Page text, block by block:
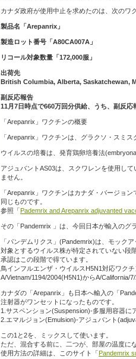
カナダ政府が使用中止を求めたのは、次のワ
製品名「Arepanrix」
製造ロット番号「A80CA007A」
リコール対象数量「172,000服」
出荷先
British Columbia, Alberta, Saskatchewan,
副反応報告
11月7日時点で660万回分供給、うち、副反
「Arepanrix」ワクチンの概要
「Arepanrix」ワクチンは、グラクソ・スミ
ウイルスの培養は、発育鶏卵培養法
アジュバントAS03は、スクワレンを使用し
ません。
「Arepanrix」ワクチンはカナダ・バージョ
同じものです。
参照「Pademrix and Arepanrix adjuvanted
その「Pandemrix 」は、今回日本が輸入のグ
「パンデムリクス」(Pandemrix)は、モック
対象とするウイルス株が特定されていない段
承認はこの段階で得ています。
鳥インフルエンザ・ウイルスH5N1対応ワク
A/Vietnam/1194/2004(H5N1)からA/California/
カナダの「Arepanrix」も日本へ輸入の「
注射器がワンセットになったものです。
1.サスペンション(Suspension)-多服用容器に
2.エマルジョン(Emulsion)-アジュバント
この1と2を、ミックスして使います。
ただ、混合する前に、二つが、部屋の温度に
使用方法の詳細は、このサイト「Pandemrix